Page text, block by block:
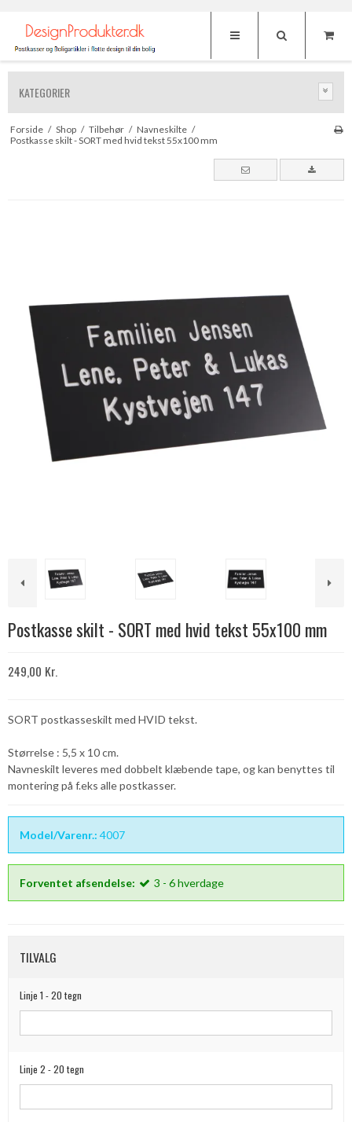
KATEGORIER
Forside / Shop / Tilbehør / Navneskilte /
Postkasse skilt - SORT med hvid tekst 55x100 mm
Postkasse skilt - SORT med hvid tekst 55x100 mm
249,00 Kr.
SORT postkasseskilt med HVID tekst.
Størrelse : 5,5 x 10 cm.
Navneskilt leveres med dobbelt klæbende tape, og kan benyttes til
montering på f.eks alle postkasser.
Model/Varenr.: 4007
Forventet afsendelse: 3 - 6 hverdage
TILVALG
Linje 1 - 20 tegn
Linje 2 - 20 tegn